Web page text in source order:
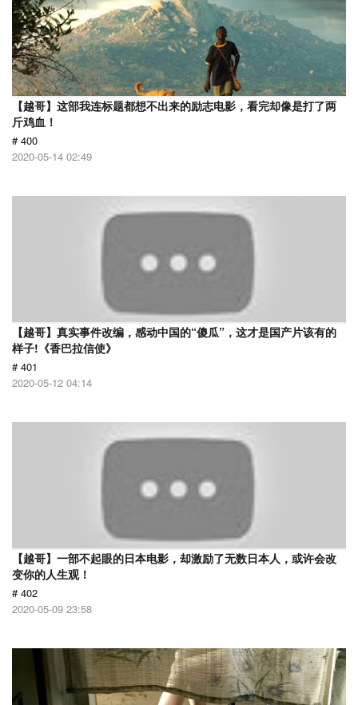
【越哥】这部我连标题都想不出来的励志电影，看完却像是打了两
斤鸡血！
# 400
2020-05-14 02:49
【越哥】真实事件改编，感动中国的“傻瓜”，这才是国产片该有的
样子!《香巴拉信使》
# 401
2020-05-12 04:14
【越哥】一部不起眼的日本电影，却激励了无数日本人，或许会改
变你的人生观！
# 402
2020-05-09 23:58